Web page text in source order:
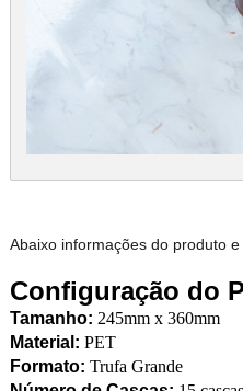
Abaixo informações do produto
Configuração do
Tamanho: 245mm x 360mm
Material: PET
Formato: Trufa Grande